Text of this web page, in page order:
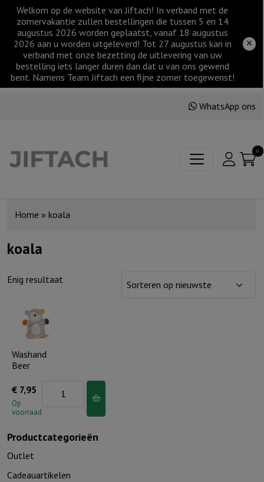
Welkom op de website van Jiftach! In verband met de
zomervakantie zullen bestellingen die tussen 5 en 14
augustus 2026 worden geplaatst, vanaf 18 augustus
2026 aan u worden uitgeleverd! Tot 27 augustus kan in
verband met onze bezetting de uitlevering van uw
bestelling iets langer duren dan dat u van ons gewend
bent. Namens Team Jiftach een fijne zomer toegewenst!
WhatsApp ons
0
Home » koala
koala
Productcategorieën
Outlet
Cadeauartikelen
Enig resultaat
Washand
Beer
€ 7,95
Op
voorraad